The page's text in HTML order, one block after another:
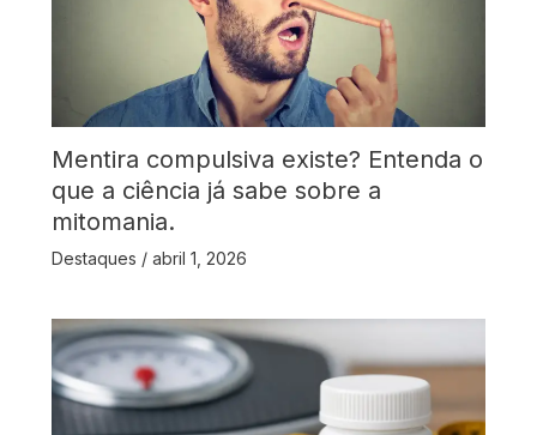
Mentira compulsiva existe? Entenda o
que a ciência já sabe sobre a
mitomania.
Destaques / abril 1, 2026